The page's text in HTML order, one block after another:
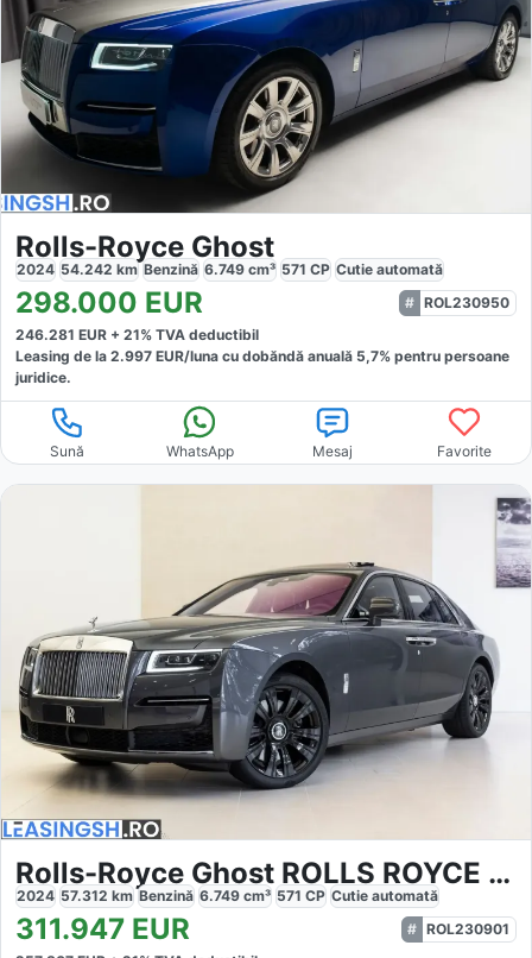
Rolls-Royce Ghost
2024 54.242 km Benzină 6.749 cm³ 571 CP Cutie automată
298.000 EUR
ROL230950
246.281 EUR + 21% TVA deductibil
Leasing de la 2.997 EUR/luna cu dobăndă anuală 5,7% pentru persoane
juridice.
Sună WhatsApp Mesaj Favorite
Rolls-Royce Ghost ROLLS ROYCE Ghost
2024 57.312 km Benzină 6.749 cm³ 571 CP Cutie automată
311.947 EUR
ROL230901